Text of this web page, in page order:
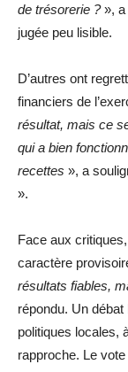
de trésorerie ?», a
jugée peu lisible.
D’autres ont
financiers de
résultat, mais ce
qui a bien
recettes », a
».
Face aux
caractère
résultats fiables,
répondu. Un
politiques locales,
rapproche. Le